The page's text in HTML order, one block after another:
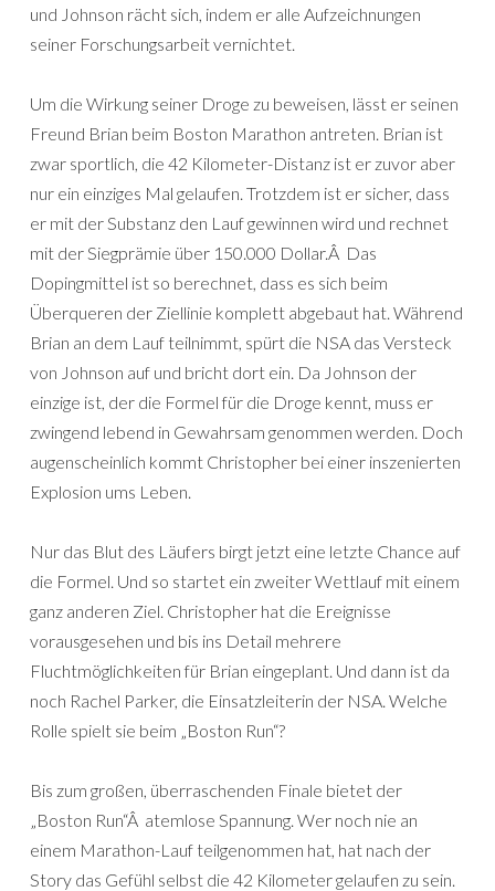
und Johnson rächt sich, indem er alle Aufzeichnungen
seiner Forschungsarbeit vernichtet.
Um die Wirkung seiner Droge zu beweisen, lässt er seinen
Freund Brian beim Boston Marathon antreten. Brian ist
zwar sportlich, die 42 Kilometer-Distanz ist er zuvor aber
nur ein einziges Mal gelaufen. Trotzdem ist er sicher, dass
er mit der Substanz den Lauf gewinnen wird und rechnet
mit der Siegprämie über 150.000 Dollar.Â Das
Dopingmittel ist so berechnet, dass es sich beim
Überqueren der Ziellinie komplett abgebaut hat. Während
Brian an dem Lauf teilnimmt, spürt die NSA das Versteck
von Johnson auf und bricht dort ein. Da Johnson der
einzige ist, der die Formel für die Droge kennt, muss er
zwingend lebend in Gewahrsam genommen werden. Doch
augenscheinlich kommt Christopher bei einer inszenierten
Explosion ums Leben.
Nur das Blut des Läufers birgt jetzt eine letzte Chance auf
die Formel. Und so startet ein zweiter Wettlauf mit einem
ganz anderen Ziel. Christopher hat die Ereignisse
vorausgesehen und bis ins Detail mehrere
Fluchtmöglichkeiten für Brian eingeplant. Und dann ist da
noch Rachel Parker, die Einsatzleiterin der NSA. Welche
Rolle spielt sie beim „Boston Run“?
Bis zum großen, überraschenden Finale bietet der
„Boston Run“Â atemlose Spannung. Wer noch nie an
einem Marathon-Lauf teilgenommen hat, hat nach der
Story das Gefühl selbst die 42 Kilometer gelaufen zu sein.